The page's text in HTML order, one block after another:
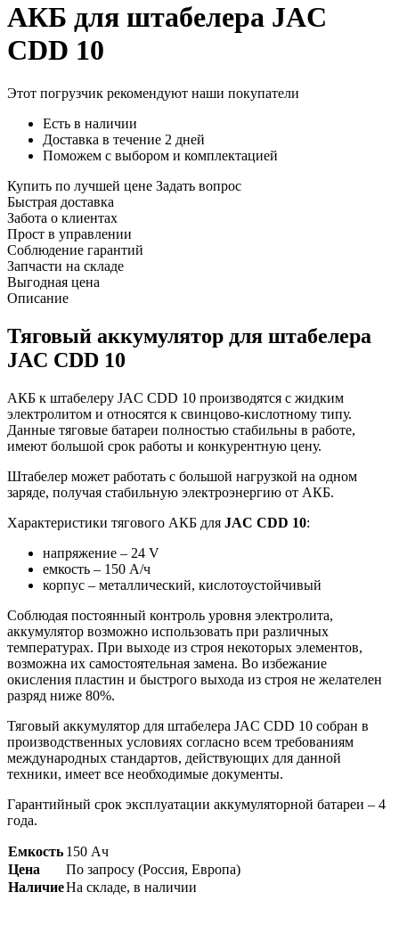
АКБ для штабелера JAC
CDD 10
Этот погрузчик рекомендуют наши покупатели
Есть в наличии
Доставка в течение 2 дней
Поможем с выбором и комплектацией
Купить по лучшей цене Задать вопрос
Быстрая доставка
Забота о клиентах
Прост в управлении
Соблюдение гарантий
Запчасти на складе
Выгодная цена
Описание
Тяговый аккумулятор для штабелера
JAC CDD 10
АКБ к штабелеру JAC CDD 10 производятся с жидким
электролитом и относятся к свинцово-кислотному типу.
Данные тяговые батареи полностью стабильны в работе,
имеют большой срок работы и конкурентную цену.
Штабелер может работать с большой нагрузкой на одном
заряде, получая стабильную электроэнергию от АКБ.
Характеристики тягового АКБ для JAC CDD 10:
напряжение – 24 V
емкость – 150 А/ч
корпус – металлический, кислотоустойчивый
Соблюдая постоянный контроль уровня электролита,
аккумулятор возможно использовать при различных
температурах. При выходе из строя некоторых элементов,
возможна их самостоятельная замена. Во избежание
окисления пластин и быстрого выхода из строя не желателен
разряд ниже 80%.
Тяговый аккумулятор для штабелера JAC CDD 10 собран в
производственных условиях согласно всем требованиям
международных стандартов, действующих для данной
техники, имеет все необходимые документы.
Гарантийный срок эксплуатации аккумуляторной батареи – 4
года.
Емкость 150 Ач
Цена
По запросу (Россия, Европа)
НаличиеНа складе, в наличии